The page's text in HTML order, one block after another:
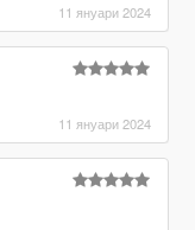
11 януари 2024
11 януари 2024